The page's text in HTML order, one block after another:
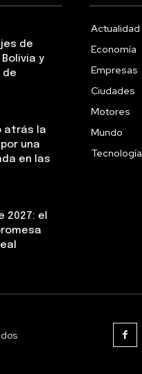
de
y
de
atrás la
una
en las
2027: el
Actualidad
Economía
Empresas
Ciudades
Motores
Mundo
Tecnología